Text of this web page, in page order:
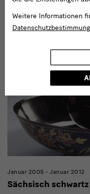
Januar 2005 - Januar 2012
Sächsisch
Weitere Informationen